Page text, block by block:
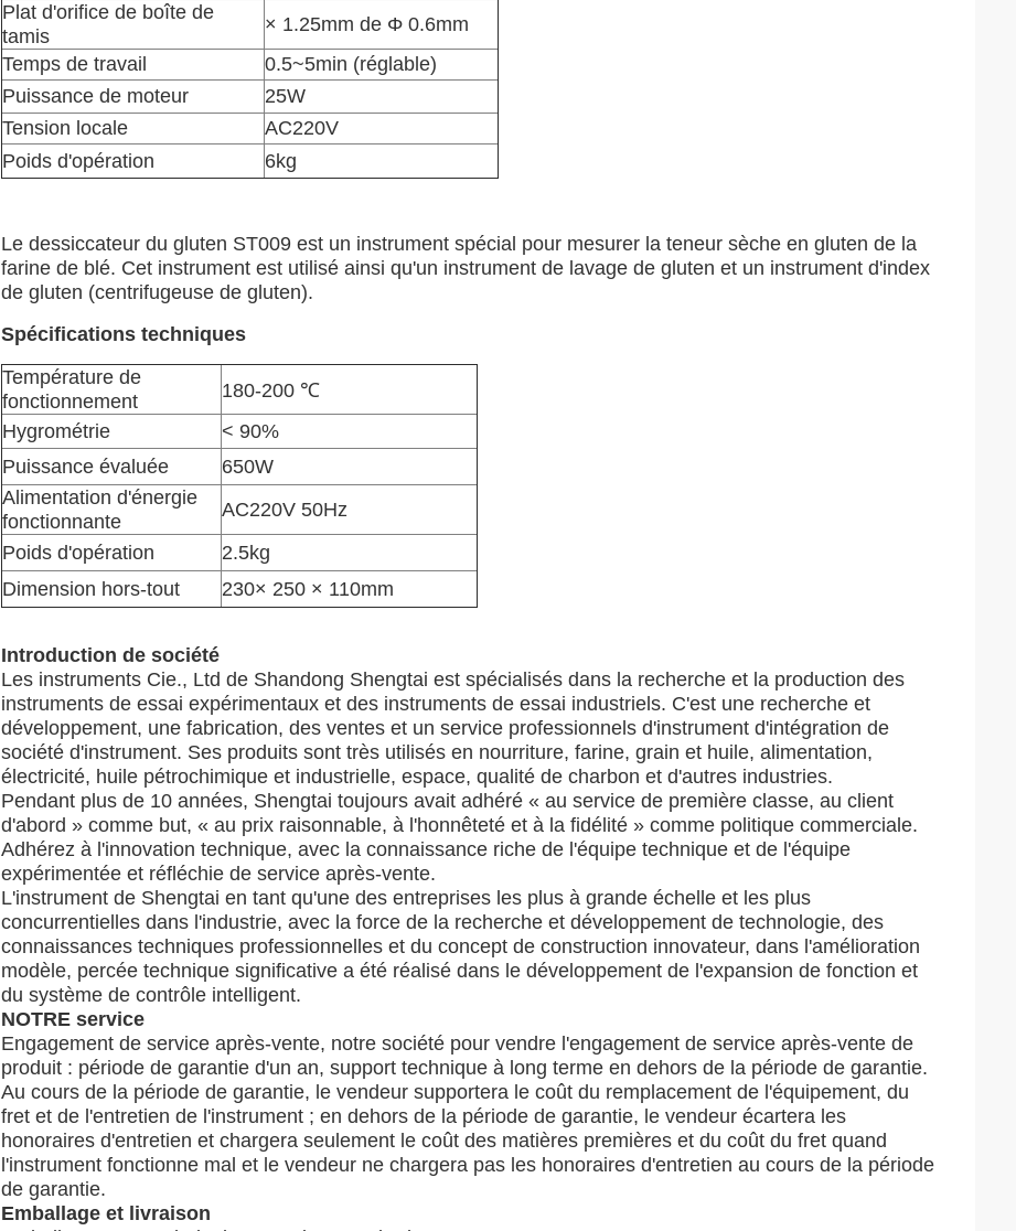
Plat d'orifice de boîte de
tamis
× 1.25mm de Φ 0.6mm
Temps de travail
0.5~5min (réglable)
Puissance de moteur
25W
Tension locale
AC220V
Poids d'opération
6kg
Le dessiccateur du gluten ST009 est un instrument spécial pour mesurer la teneur sèche en gluten de la
farine de blé. Cet instrument est utilisé ainsi qu'un instrument de lavage de gluten et un instrument d'index
de gluten (centrifugeuse de gluten).
Spécifications techniques
Température de
fonctionnement
180-200 ℃
Hygrométrie
< 90%
Puissance évaluée
650W
Alimentation d'énergie
fonctionnante
AC220V 50Hz
Poids d'opération
2.5kg
Dimension hors-tout
230× 250 × 110mm
Introduction de société
Les instruments Cie., Ltd de Shandong Shengtai est spécialisés dans la recherche et la production des
instruments de essai expérimentaux et des instruments de essai industriels. C'est une recherche et
développement, une fabrication, des ventes et un service professionnels d'instrument d'intégration de
société d'instrument. Ses produits sont très utilisés en nourriture, farine, grain et huile, alimentation,
électricité, huile pétrochimique et industrielle, espace, qualité de charbon et d'autres industries.
Pendant plus de 10 années, Shengtai toujours avait adhéré « au service de première classe, au client
d'abord » comme but, « au prix raisonnable, à l'honnêteté et à la fidélité » comme politique commerciale.
Adhérez à l'innovation technique, avec la connaissance riche de l'équipe technique et de l'équipe
expérimentée et réfléchie de service après-vente.
L'instrument de Shengtai en tant qu'une des entreprises les plus à grande échelle et les plus
concurrentielles dans l'industrie, avec la force de la recherche et développement de technologie, des
connaissances techniques professionnelles et du concept de construction innovateur, dans l'amélioration
modèle, percée technique significative a été réalisé dans le développement de l'expansion de fonction et
du système de contrôle intelligent.
NOTRE service
Engagement de service après-vente, notre société pour vendre l'engagement de service après-vente de
produit : période de garantie d'un an, support technique à long terme en dehors de la période de garantie.
Au cours de la période de garantie, le vendeur supportera le coût du remplacement de l'équipement, du
fret et de l'entretien de l'instrument ; en dehors de la période de garantie, le vendeur écartera les
honoraires d'entretien et chargera seulement le coût des matières premières et du coût du fret quand
l'instrument fonctionne mal et le vendeur ne chargera pas les honoraires d'entretien au cours de la période
de garantie.
Emballage et livraison